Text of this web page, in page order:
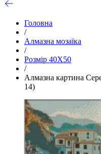
Головна
/
Алмазна мозаїка
/
Розмір 40Х50
/
Алмазна картина
14)